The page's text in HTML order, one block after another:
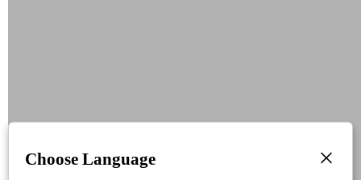
Choose Language